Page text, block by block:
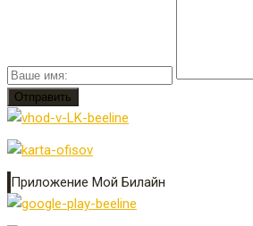
Приложение Мой Билайн